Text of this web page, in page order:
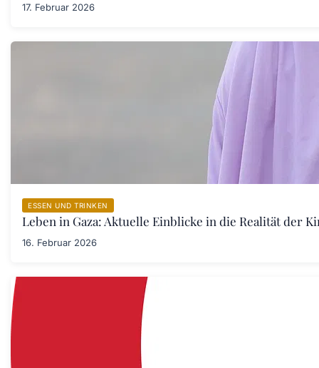
17. Februar 2026
ESSEN UND TRINKEN
Leben in Gaza: Aktuelle Einblicke in die Realität der
16. Februar 2026